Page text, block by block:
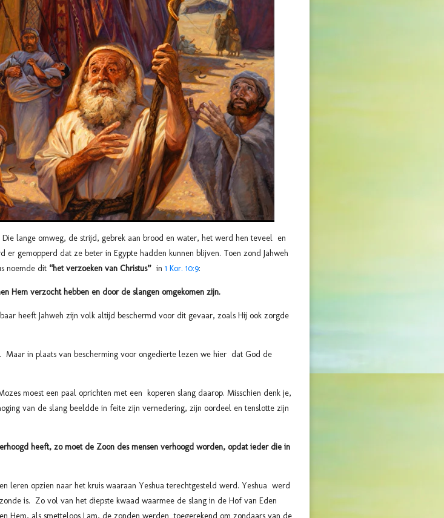
lange omweg, de strijd, gebrek aan brood en water, het werd hen teveel en
gemopperd dat ze beter in Egypte hadden kunnen blijven. Toen zond Jahweh
noemde dit “het verzoeken van Christus” in 1 Kor. 10:9:
Hem verzocht hebben en door de slangen omgekomen zijn.
heeft Jahweh zijn volk altijd beschermd voor dit gevaar, zoals Hij ook zorgde
Maar in plaats van bescherming voor ongedierte lezen we hier dat God de
moest een paal oprichten met een koperen slang daarop. Misschien denk je,
van de slang beeldde in feite zijn vernedering, zijn oordeel en tenslotte zijn
heeft, zo moet de Zoon des mensen verhoogd worden, opdat ieder die in
leren opzien naar het kruis waaraan Yeshua terechtgesteld werd. Yeshua werd
is. Zo vol van het diepste kwaad waarmee de slang in de Hof van Eden
Hem, als smetteloos Lam, de zonden werden toegerekend om zondaars van de